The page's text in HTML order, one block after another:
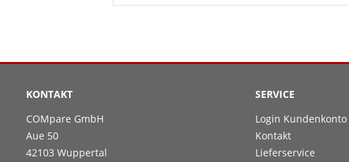
KONTAKT
COMpare GmbH
Aue 50
42103 Wuppertal
SERVICE
Login Kundenkonto
Kontakt
Lieferservice